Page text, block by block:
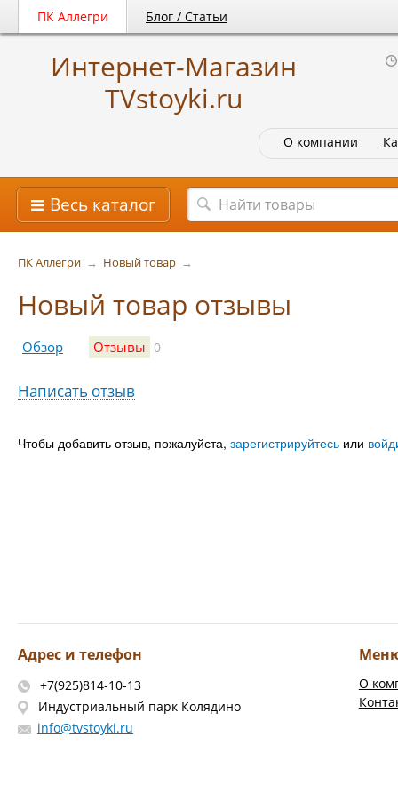
ПК Аллегри Блог / Статьи
Интернет-Магазин
TVstoyki.ru
О компании
Весь каталог
ПК Аллегри → Новый товар →
Новый товар отзывы
Обзор Отзывы 0
Написать отзыв
Чтобы добавить отзыв, пожалуйста, зарегистрируйтесь или
Адрес и телефон
+7(925)814-10-13
Индустриальный парк Колядино
info@tvstoyki.ru
О